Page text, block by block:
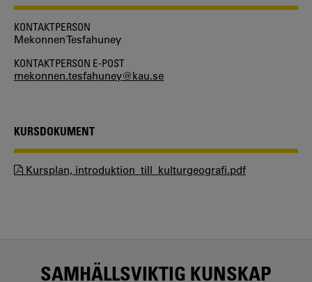
KONTAKTPERSON
Mekonnen Tesfahuney
KONTAKTPERSON E-POST
mekonnen.tesfahuney@kau.se
KURSDOKUMENT
Kursplan, introduktion_till_kulturgeografi.pdf
SAMHÄLLSVIKTIG KUNSKAP